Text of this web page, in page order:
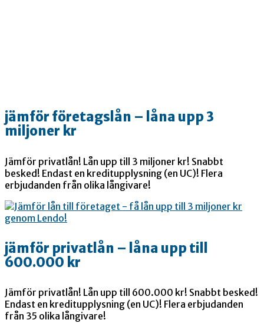
jämför företagslån – låna upp 3
miljoner kr
Jämför privatlån! Lån upp till 3 miljoner kr! Snabbt
besked! Endast en kreditupplysning (en UC)! Flera
erbjudanden från olika långivare!
jämför privatlån – låna upp till
600.000 kr
Jämför privatlån! Lån upp till 600.000 kr! Snabbt besked!
Endast en kreditupplysning (en UC)! Flera erbjudanden
från 35 olika långivare!